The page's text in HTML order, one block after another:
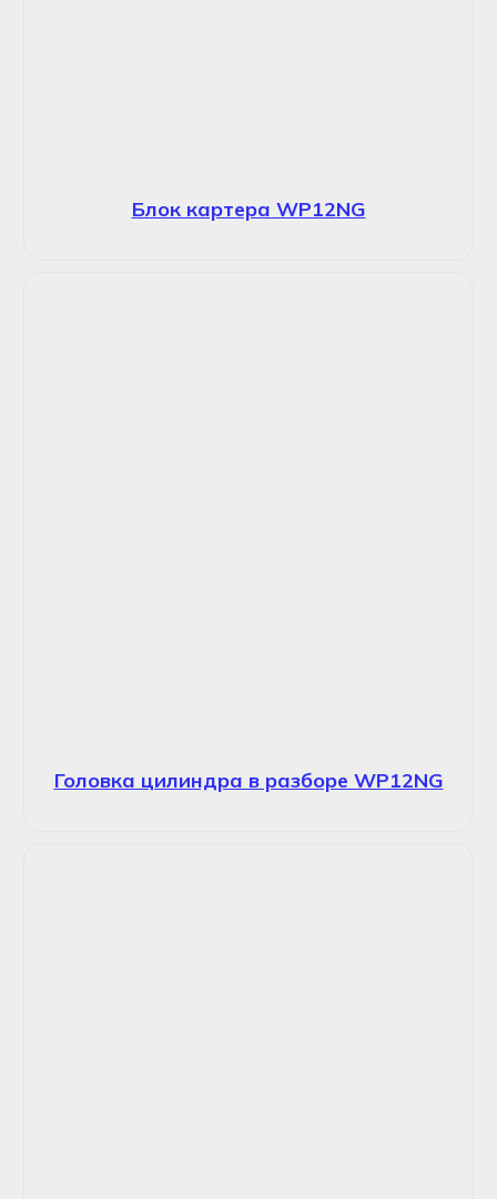
Блок картера WP12NG
Головка цилиндра в разборе WP12NG